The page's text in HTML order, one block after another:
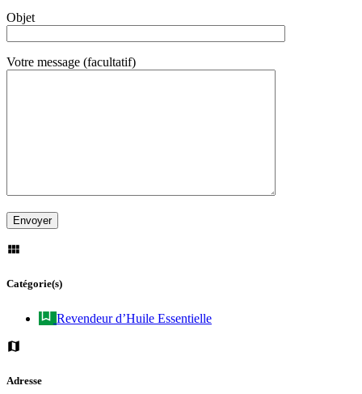
Objet
Votre message (facultatif)
Catégorie(s)
Revendeur d’Huile Essentielle
Adresse